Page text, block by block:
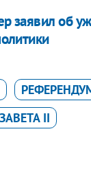
заявил об
II